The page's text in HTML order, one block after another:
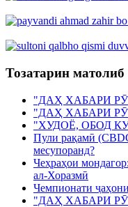
Тозатарин матолиб
"ДАҲ ХАБАРИ РӮЗ"
"ДАҲ ХАБАРИ РӮЗ"
"ХУДОЁ, ОБОД
Пули рақамӣ
месупоранд?
Чеҳраҳои
ал-Хоразмӣ
Чемпионати
"ДАҲ ХАБАРИ РӮЗ"